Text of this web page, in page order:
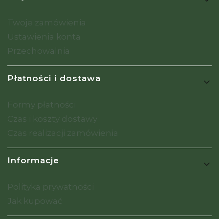
Twoje zamówienia
Ustawienia konta
Przechowalnia
Płatności i dostawa
Formy płatności
Czas i koszty dostawy
Czas realizacji zamówienia
Informacje
Polityka prywatności
Jak kupować